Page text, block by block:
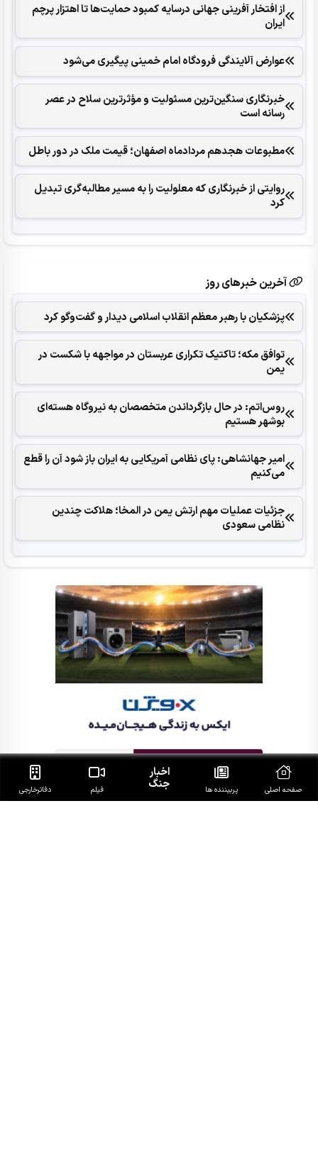
از افتخار آفرینی جهانی درسایه کمبود حمایت‌ها تا اهتزار پرچم
ایران
عوارض آلایندگی فرودگاه امام خمینی پیگیری می‌شود
خبرنگاری سنگین‌ترین مسئولیت و مؤثرترین سلاح در عصر
رسانه است
مطبوعات هجدهم مردادماه اصفهان؛ قیمت ملک در دور باطل
روایتی از خبرنگاری که معلولیت را به مسیر مطالبه‌گری تبدیل
کرد
آخرین خبرهای روز
پزشکیان با رهبر معظم انقلاب اسلامی دیدار و گفت‌وگو کرد
توافق مکه؛ تاکتیک تکراری عربستان در مواجهه با شکست در
یمن
روس‌اتم: در حال بازگرداندن متخصصان به نیروگاه هسته‌ای
بوشهر هستیم
امیر جهانشاهی: پای نظامی آمریکایی به ایران باز شود آن را قطع
می‌کنیم
جزئیات عملیات مهم ارتش یمن در المخا؛ هلاکت چندین
نظامی سعودی
صفحه اصلی پربیننده ها
اخبار
جنگ فیلم دفاتر‌خارجی